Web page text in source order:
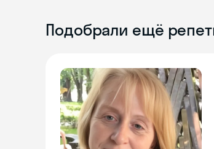
Подобрали ещё